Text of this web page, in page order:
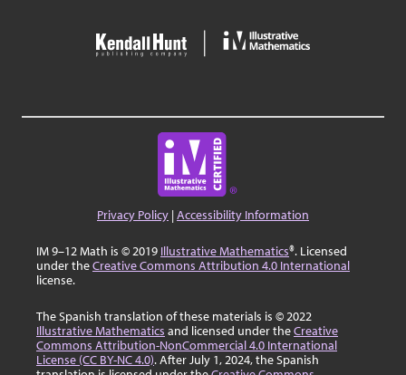
Privacy Policy |Accessibility Information
IM 9–12 Math is © 2019 Illustrative Mathematics®. Licensed
under theCreative Commons Attribution 4.0 International
license.
The Spanish translation of these materials is © 2022
Illustrative Mathematics and licensed under theCreative
Commons Attribution-NonCommercial 4.0 International
License (CC BY-NC 4.0). After July 1, 2024, the Spanish